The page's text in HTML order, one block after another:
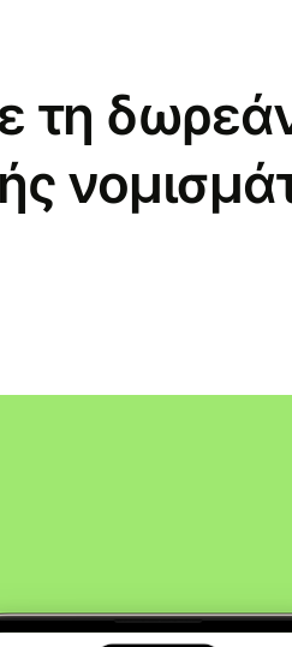
τη